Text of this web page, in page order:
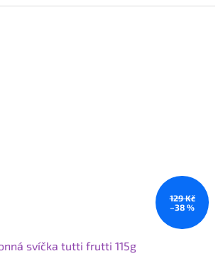
129 Kč
–38 %
svíčka tutti frutti 115g